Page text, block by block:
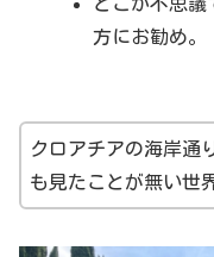
方にお勧め。
クロアチアの海岸通
も見たことが無い世